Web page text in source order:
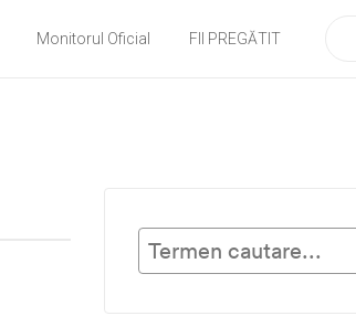
Monitorul Oficial FII PREGĂTIT